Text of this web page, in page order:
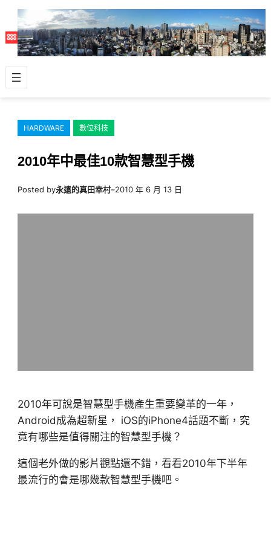
主
容
HARDWARE 數位科技
2010年中最佳10款智慧型手機
Posted by永遠的真田幸村–2010 年 6 月 13 日
2010年可說是智慧型手機產生重要變革的一年，
Android成為超新星， iOS的iPhone4話題不斷，究
竟有哪些是值得關注的智慧型手機？
這個老外做的影片觀點還不錯，看看2010年下半年
最流行的會是哪幾款智慧型手機吧。